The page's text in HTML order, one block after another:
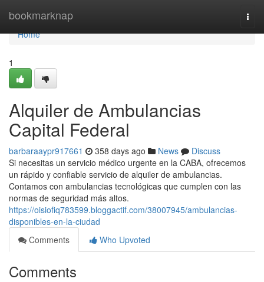
bookmarknap
Home
Home
1
Alquiler de Ambulancias
Capital Federal
barbaraaypr917661 358 days ago News
Discuss
Si necesitas un servicio médico urgente en la CABA, ofrecemos
un rápido y confiable servicio de alquiler de ambulancias.
Contamos con ambulancias tecnológicas que cumplen con las
normas de seguridad más altos.
https://oisiofiq783599.bloggactif.com/38007945/ambulancias-
disponibles-en-la-ciudad
Comments
Who Upvoted
Comments